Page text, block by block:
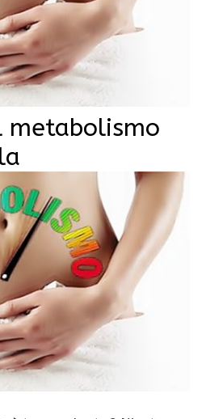
metabolismo